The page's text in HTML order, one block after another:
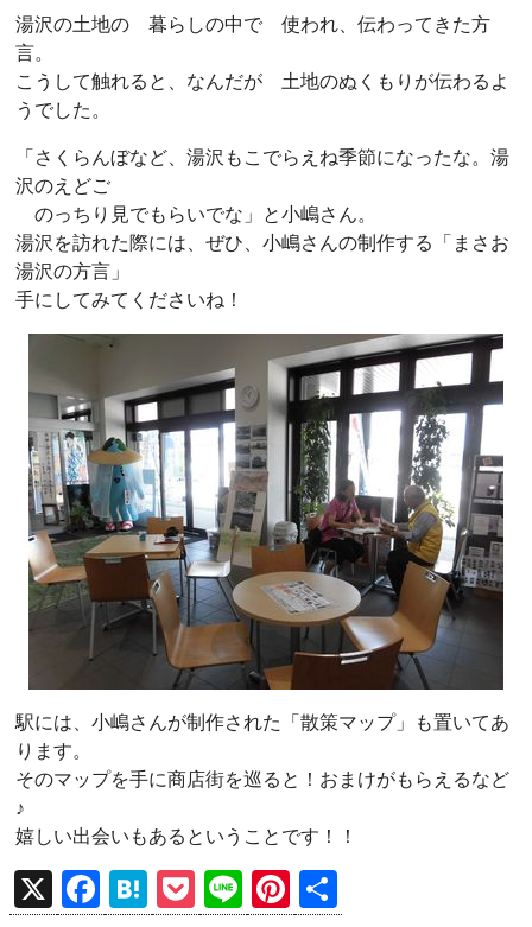
湯沢の土地の 暮らしの中で 使われ、伝わってきた方
言。
こうして触れると、なんだが 土地のぬくもりが伝わるよ
うでした。
「さくらんぼなど、湯沢もこでらえね季節になったな。湯
沢のえどご
のっちり見でもらいでな」と小嶋さん。
湯沢を訪れた際には、ぜひ、小嶋さんの制作する「まさお
湯沢の方言」
手にしてみてくださいね！
駅には、小嶋さんが制作された「散策マップ」も置いてあ
ります。
そのマップを手に商店街を巡ると！おまけがもらえるなど
♪
嬉しい出会いもあるということです！！
X
F
H
P
Li
Pi